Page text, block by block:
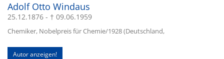
Adolf Otto Windaus
25.12.1876 - † 09.06.1959
Chemiker, Nobelpreis für Chemie/1928 (Deutschland,
Autor anzeigen!